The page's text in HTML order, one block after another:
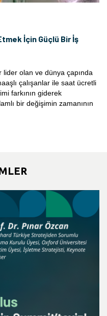
İçin Güçlü Bir İş
olan ve dünya çapında
çalışanlar ile saat ücretli
farkının giderek
bir değişimin zamanının